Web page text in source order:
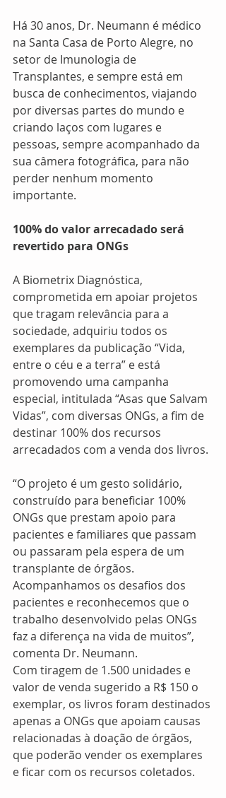
Há 30 anos, Dr. Neumann é médico
na Santa Casa de Porto Alegre, no
setor de Imunologia de
Transplantes, e sempre está em
busca de conhecimentos, viajando
por diversas partes do mundo e
criando laços com lugares e
pessoas, sempre acompanhado da
sua câmera fotográfica, para não
perder nenhum momento
importante.
100% do valor arrecadado será
revertido para ONGs
A Biometrix Diagnóstica,
comprometida em apoiar projetos
que tragam relevância para a
sociedade, adquiriu todos os
exemplares da publicação “Vida,
entre o céu e a terra” e está
promovendo uma campanha
especial, intitulada “Asas que Salvam
Vidas”, com diversas ONGs, a fim de
destinar 100% dos recursos
arrecadados com a venda dos livros.
“O projeto é um gesto solidário,
construído para beneficiar 100%
ONGs que prestam apoio para
pacientes e familiares que passam
ou passaram pela espera de um
transplante de órgãos.
Acompanhamos os desafios dos
pacientes e reconhecemos que o
trabalho desenvolvido pelas ONGs
faz a diferença na vida de muitos”,
comenta Dr. Neumann.
Com tiragem de 1.500 unidades e
valor de venda sugerido a R$ 150 o
exemplar, os livros foram destinados
apenas a ONGs que apoiam causas
relacionadas à doação de órgãos,
que poderão vender os exemplares
e ficar com os recursos coletados.